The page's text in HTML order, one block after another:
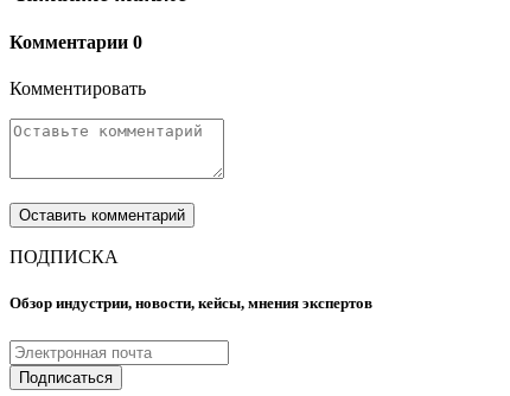
Комментарии 0
Комментировать
ПОДПИСКА
Обзор индустрии, новости, кейсы, мнения экспертов